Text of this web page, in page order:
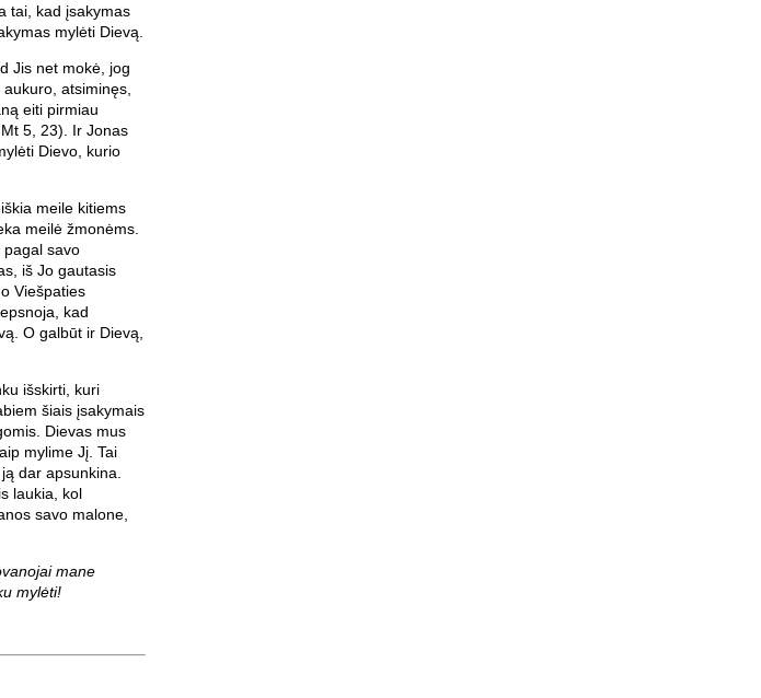
tai, kad įsakymas
mylėti Dievą.
Jis net mokė, jog
atsiminęs,
eiti pirmiau
5, 23). Ir Jonas
Dievo, kurio
meile kitiems
meilė žmonėms.
pagal savo
iš Jo gautasis
Viešpaties
kad
O galbūt ir Dievą,
išskirti, kuri
šiais įsakymais
Dievas mus
mylime Jį. Tai
dar apsunkina.
laukia, kol
savo malone,
mane
mylėti!